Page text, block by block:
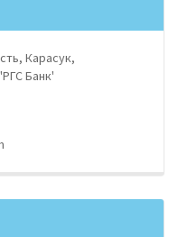
Карасук,
Банк'